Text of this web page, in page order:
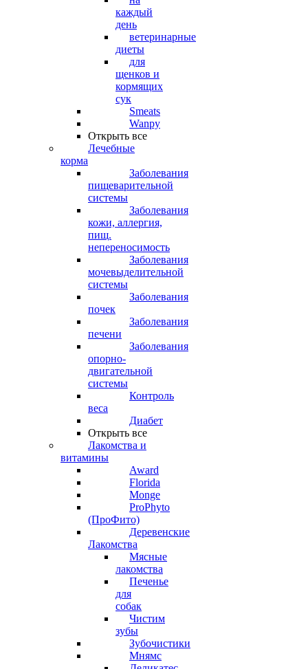
каждый
день
ветеринарные
диеты
для
щенков и
кормящих
сук
Smeats
Wanpy
Открыть все
Лечебные
корма
Заболевания
пищеварительной
системы
Заболевания
кожи, аллергия,
пищ.
непереносимость
Заболевания
мочевыделительной
системы
Заболевания
почек
Заболевания
печени
Заболевания
опорно-
двигательной
системы
Контроль
веса
Диабет
Открыть все
Лакомства и
витамины
Award
Florida
Monge
ProPhyto
(ПроФито)
Деревенские
Лакомства
Мясные
лакомства
Печенье
для
собак
Чистим
зубы
Зубочистики
Мнямс